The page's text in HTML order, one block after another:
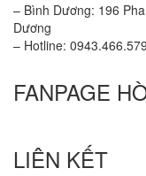
– Bình Dương: 196
Dương
– Hotline: 0943.466.579
FANPAGE
LIÊN KẾT